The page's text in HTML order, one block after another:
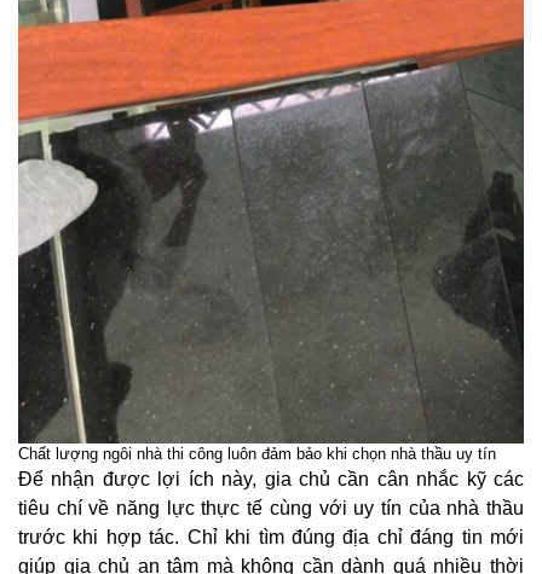
Chất lượng ngôi nhà thi công luôn đảm bảo khi chọn nhà thầu uy tín
Để nhận được lợi ích này, gia chủ cần cân nhắc kỹ các
tiêu chí về năng lực thực tế cùng với uy tín của nhà thầu
trước khi hợp tác. Chỉ khi tìm đúng địa chỉ đáng tin mới
giúp gia chủ an tâm mà không cần dành quá nhiều thời